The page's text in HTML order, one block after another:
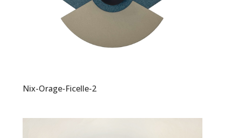
Nix-Orage-Ficelle-2